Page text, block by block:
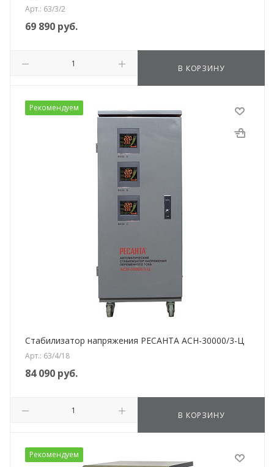
Арт.: 63/3/2
69 890 руб.
В КОРЗИНУ
Рекомендуем
Стабилизатор напряжения РЕСАНТА АСН-30000/3-Ц
Арт.: 63/4/18
84 090 руб.
В КОРЗИНУ
Рекомендуем